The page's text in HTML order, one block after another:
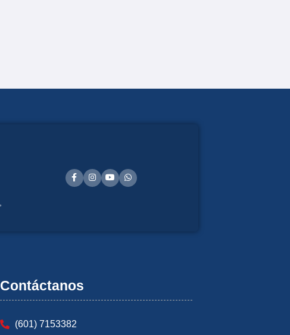
Contáctanos
(601) 7153382